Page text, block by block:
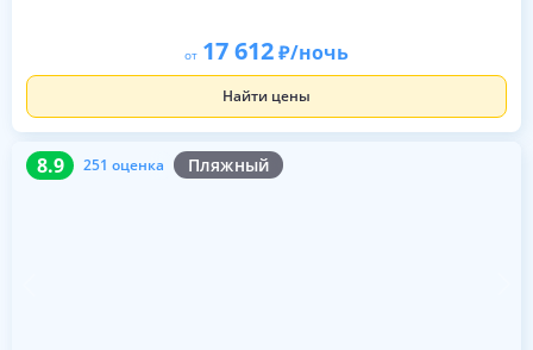
от 17 612 /ночь
Найти цены
8.9 251 оценка Пляжный
8.9 251 оценка